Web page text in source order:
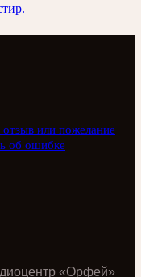
отзыв или пожелание
об ошибке
«Орфей»